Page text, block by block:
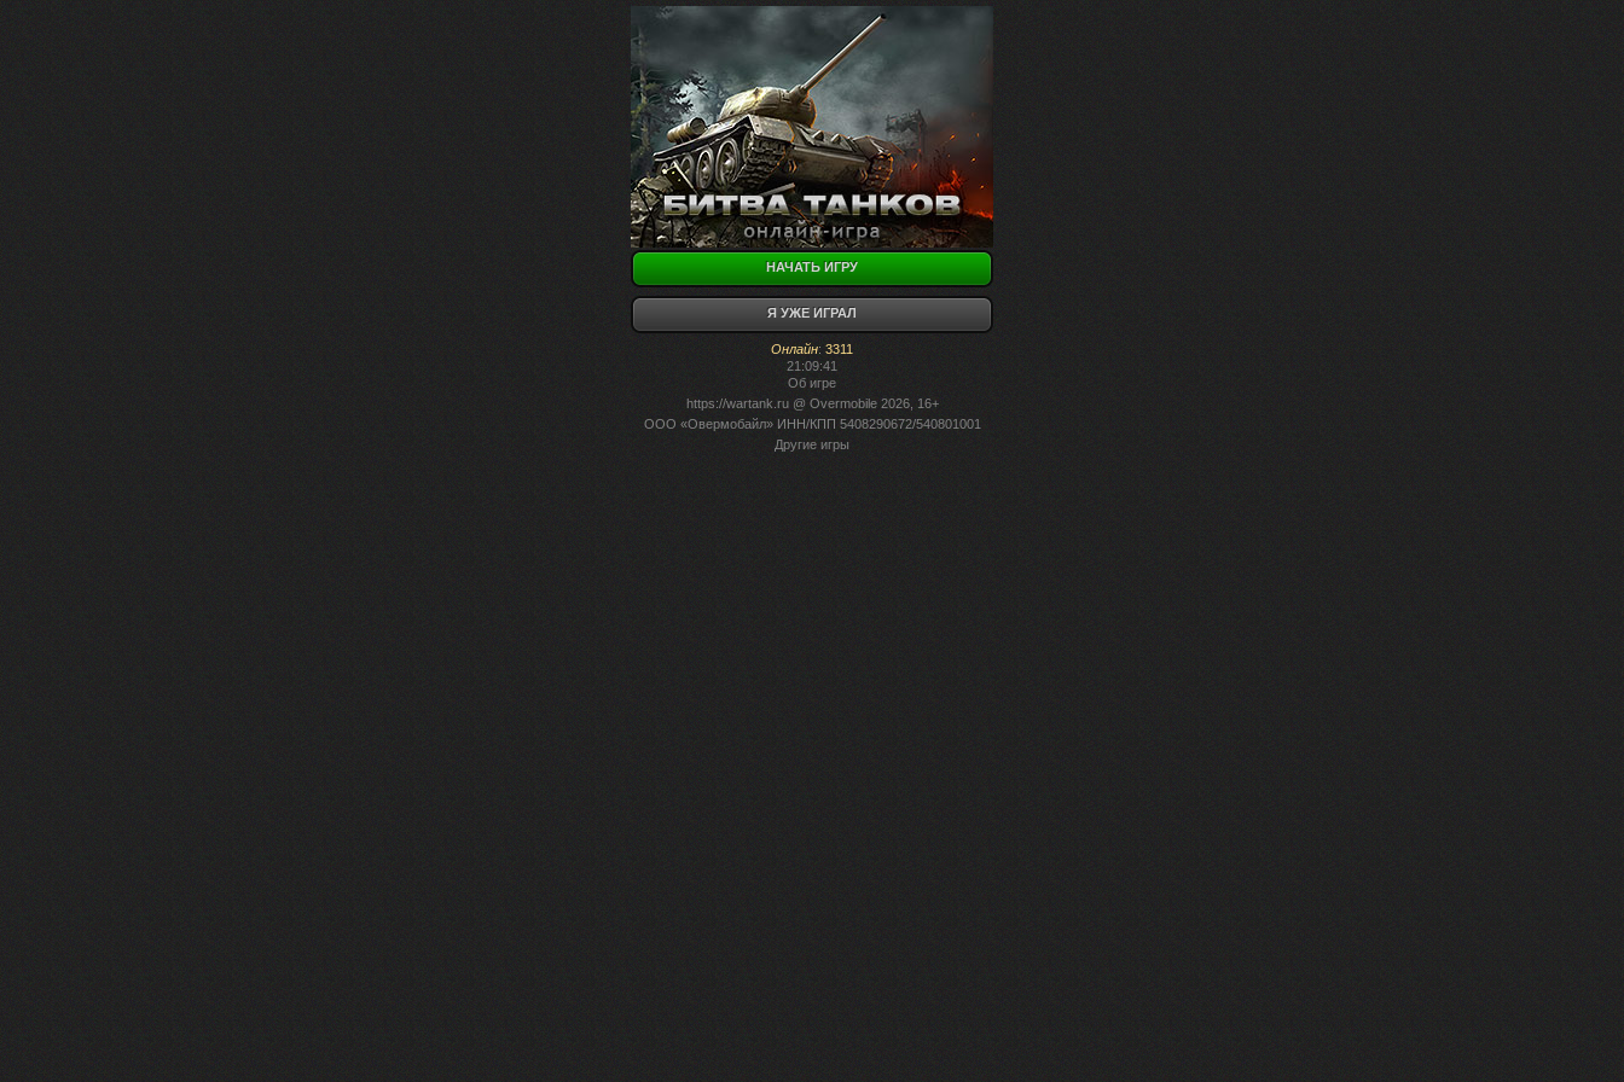
НАЧАТЬ ИГРУ
Я УЖЕ ИГРАЛ
Онлайн: 3311
21:09:41
Об игре
https://wartank.ru@ Overmobile 2026, 16+
ООО «Овермобайл» ИНН/КПП 5408290672/540801001
Другие игры